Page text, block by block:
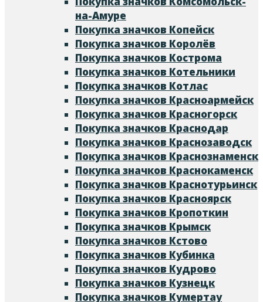
на-Амуре
Покупка значков Копейск
Покупка значков Королёв
Покупка значков Кострома
Покупка значков Котельники
Покупка значков Котлас
Покупка значков Красноармейск
Покупка значков Красногорск
Покупка значков Краснодар
Покупка значков Краснозаводск
Покупка значков Краснознаменск
Покупка значков Краснокаменск
Покупка значков Краснотурьинск
Покупка значков Красноярск
Покупка значков Кропоткин
Покупка значков Крымск
Покупка значков Кстово
Покупка значков Кубинка
Покупка значков Кудрово
Покупка значков Кузнецк
Покупка значков Кумертау